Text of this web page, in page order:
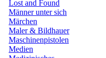
Lost and Found
Männer unter sich
Märchen
Maler & Bildhauer
Maschinenpistolen
Medien